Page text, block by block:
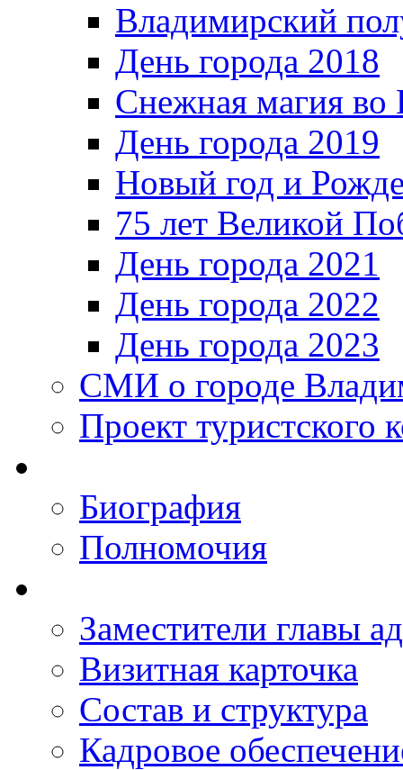
Владимирский
День города 2018
Снежная магия во
День города 2019
Новый год и
75 лет Великой
День города 2021
День города 2022
День города 2023
СМИ о городе
Проект туристского
Биография
Полномочия
Заместители главы
Визитная карточка
Состав и структура
Кадровое